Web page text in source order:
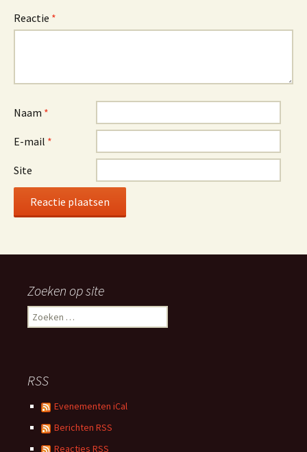
Reactie *
Naam *
E-mail *
Site
Zoeken op site
Zoeken
naar:
RSS
Evenementen iCal
Berichten RSS
Reacties RSS